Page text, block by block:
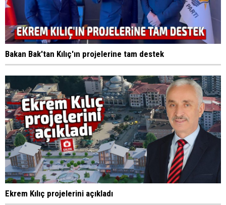
Bakan Bak'tan Kılıç'ın projelerine tam destek
Ekrem Kılıç projelerini açıkladı